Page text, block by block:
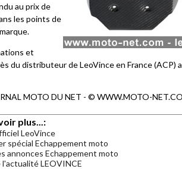
au prix de
les points de
et
du distributeur de LeoVince en France (ACP)
MOTO DU NET - © WWW.MOTO-
plus...:
LeoVince
spécial Echappement moto
annonces Echappement moto
LEOVINCE